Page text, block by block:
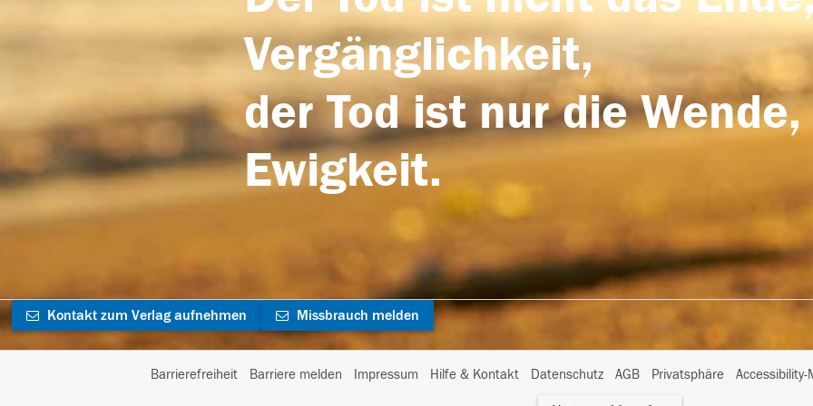
Vergänglichkeit,
der Tod ist nur die
Ewigkeit.
Kontakt zum Verlag aufnehmen Missbrauch melden
Barrierefreiheit Barriere melden Impressum Hilfe & Kontakt Datenschutz AGB Privatsphäre
I